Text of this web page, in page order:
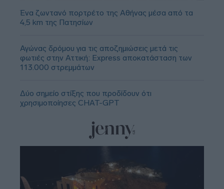
Ένα ζωντανό πορτρέτο της Αθήνας μέσα από τα
4,5 km της Πατησίων
Αγώνας δρόμου για τις αποζημιώσεις μετά τις
φωτιές στην Αττική: Express αποκατάσταση των
113.000 στρεμμάτων
Δύο σημείο στίξης που προδίδουν ότι
χρησιμοποίησες CHAT-GPT